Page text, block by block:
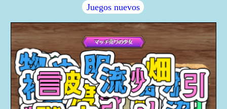
Juegos nuevos